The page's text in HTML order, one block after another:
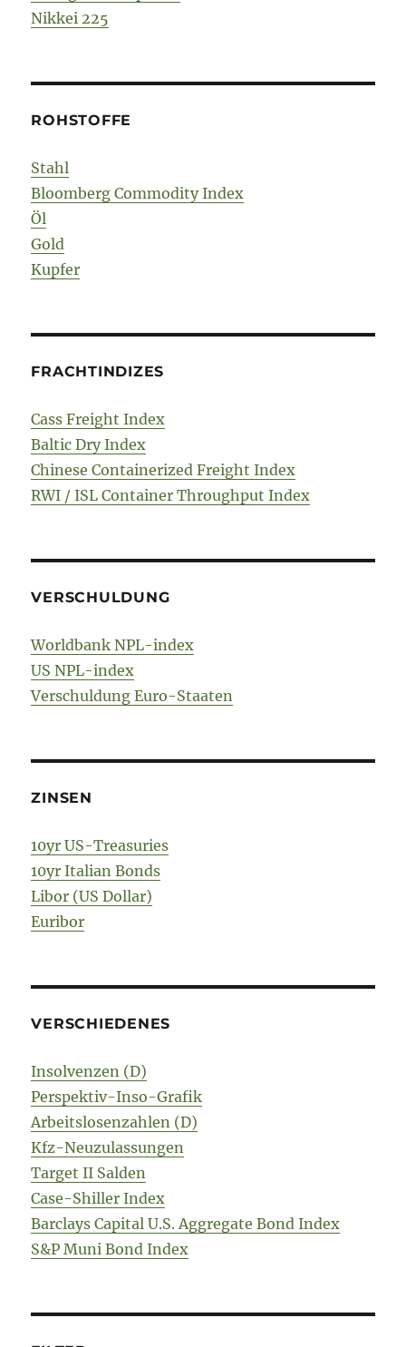
Nikkei 225
ROHSTOFFE
Stahl
Bloomberg Commodity Index
Öl
Gold
Kupfer
FRACHTINDIZES
Cass Freight Index
Baltic Dry Index
Chinese Containerized Freight Index
RWI / ISL Container Throughput Index
VERSCHULDUNG
Worldbank NPL-index
US NPL-index
Verschuldung Euro-Staaten
ZINSEN
10yr US-Treasuries
10yr Italian Bonds
Libor (US Dollar)
Euribor
VERSCHIEDENES
Insolvenzen (D)
Perspektiv-Inso-Grafik
Arbeitslosenzahlen (D)
Kfz-Neuzulassungen
Target II Salden
Case-Shiller Index
Barclays Capital U.S. Aggregate Bond Index
S&P Muni Bond Index